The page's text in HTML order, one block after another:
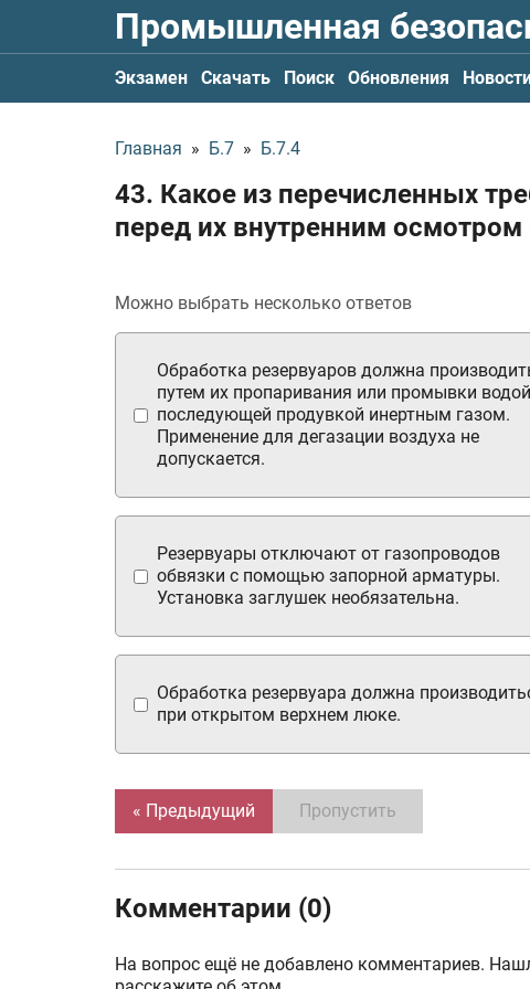
Промышленная
Экзамен Скачать Поиск Обновления
Главная » Б.7 » Б.7.4
43. Какое из перечисленных
перед их внутренним
Можно выбрать несколько ответов
Резервуары отключают от газопроводов
обвязки с помощью запорной арматуры.
Установка заглушек необязательна.
Обработка резервуаров должна
путем их пропаривания или промывки
последующей продувкой инертным газом.
Применение для дегазации воздуха не
допускается.
Обработка резервуара должна
при открытом верхнем люке.
« Предыдущий Пропустить
Комментарии (0)
На вопрос ещё не добавлено комментариев.